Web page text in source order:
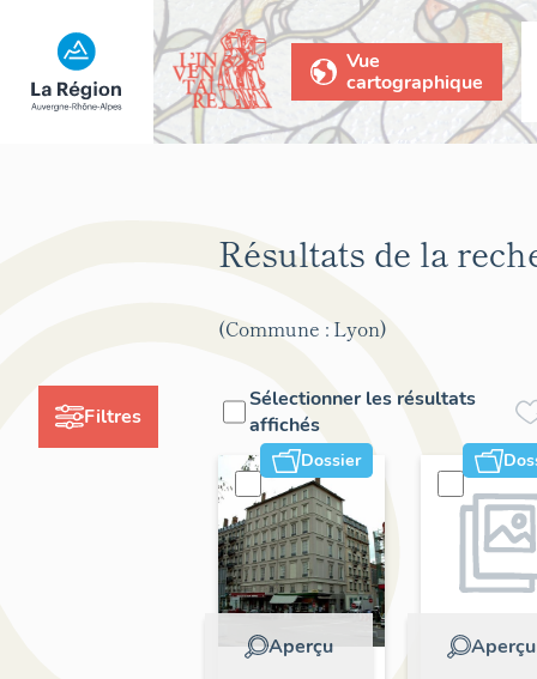
Vue
cartographique
Filtres
Résultats de la
(Commune : Lyon)
Sélectionner les résultats
affichés
Dossier
Aperçu Aperçu